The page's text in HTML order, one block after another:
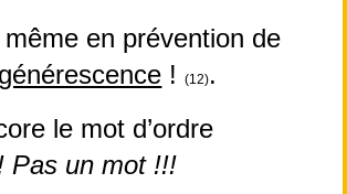
en prévention de
! (12).
le mot d’ordre
Pas un mot !!!